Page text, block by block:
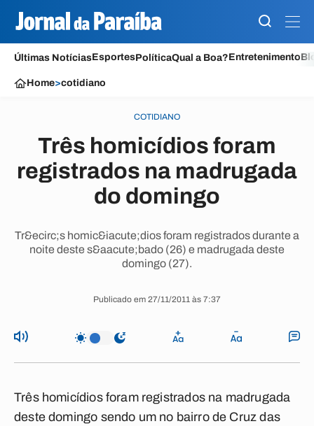
Últimas NotíciasEsportesPolíticaQual a Boa?Entretenimento
Home>cotidiano
COTIDIANO
Três homicídios foram
registrados na madrugada
do domingo
Tr&ecirc;s homic&iacute;dios foram registrados durante a
noite deste s&aacute;bado (26) e madrugada deste
domingo (27).
Publicado em 27/11/2011 às 7:37
Três homicídios foram registrados na madrugada
deste domingo sendo um no bairro de Cruz das